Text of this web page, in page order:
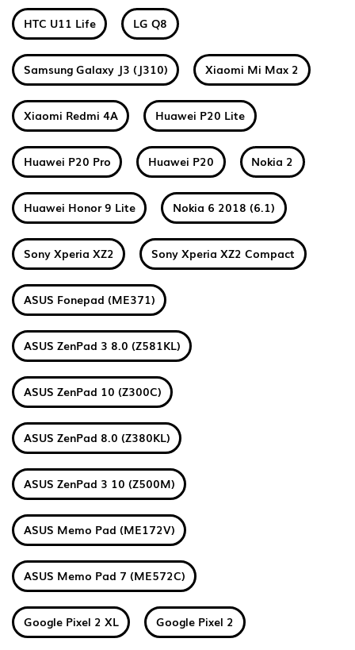
HTC U11 Life LG Q8
Samsung Galaxy J3 (J310) Xiaomi Mi Max 2
Xiaomi Redmi 4A Huawei P20 Lite
Huawei P20 Pro Huawei P20 Nokia 2
Huawei Honor 9 Lite Nokia 6 2018 (6.1)
Sony Xperia XZ2 Sony Xperia XZ2 Compact
ASUS Fonepad (ME371)
ASUS ZenPad 3 8.0 (Z581KL)
ASUS ZenPad 10 (Z300C)
ASUS ZenPad 8.0 (Z380KL)
ASUS ZenPad 3 10 (Z500M)
ASUS Memo Pad (ME172V)
ASUS Memo Pad 7 (ME572C)
Google Pixel 2 XL Google Pixel 2